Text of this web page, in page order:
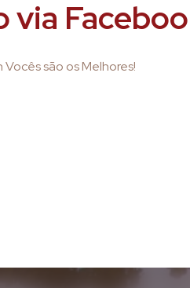
via
Vocês são os Melhores!